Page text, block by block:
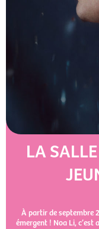
LA
À partir de septembre
émergent ! Noa Li, c’est